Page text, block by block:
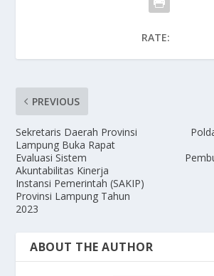
RATE:
PREVIOUS
Sekretaris Daerah Provinsi
Lampung Buka Rapat
Evaluasi Sistem
Akuntabilitas Kinerja
Instansi Pemerintah (SAKIP)
Provinsi Lampung Tahun
2023
ABOUT THE AUTHOR